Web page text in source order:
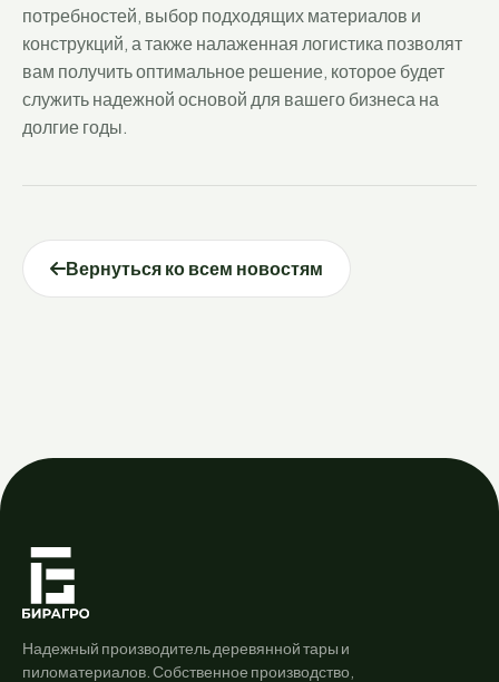
потребностей, выбор подходящих материалов и
конструкций, а также налаженная логистика позволят
вам получить оптимальное решение, которое будет
служить надежной основой для вашего бизнеса на
долгие годы.
Вернуться ко всем новостям
Надежный производитель деревянной тары и
пиломатериалов. Собственное производство,